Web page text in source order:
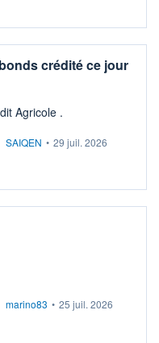
crédité ce jour
Agricole .
SAIQEN • 29 juil. 2026
marino83 • 25 juil. 2026